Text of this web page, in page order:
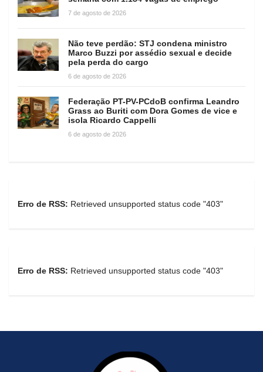
7 de agosto de 2026
Não teve perdão: STJ condena ministro
Marco Buzzi por assédio sexual e decide
pela perda do cargo
6 de agosto de 2026
Federação PT-PV-PCdoB confirma Leandro
Grass ao Buriti com Dora Gomes de vice e
isola Ricardo Cappelli
6 de agosto de 2026
Erro de RSS: Retrieved unsupported status code "403"
Erro de RSS: Retrieved unsupported status code "403"